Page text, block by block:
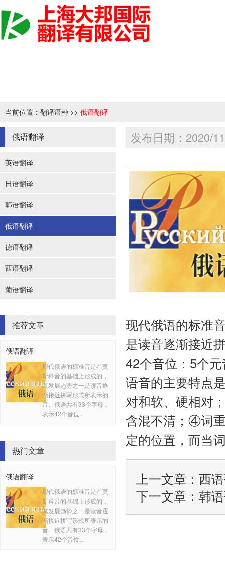
当前位置： 翻译语种 >> 俄语翻译
俄语翻译
英语翻译
日语翻译
韩语翻译
俄语翻译
德语翻译
西语翻译
葡语翻译
推荐文章
俄语翻译
现代俄语的标准音是在莫
斯科音的基础上形成的，
其发展趋势之一是读音逐
渐接近拼写形式所表示的
音。俄语共有33个字母，
表示42个音位...
热门文章
俄语翻译
现代俄语的标准音是在莫
斯科音的基础上形成的，
其发展趋势之一是读音逐
渐接近拼写形式所表示的
音。俄语共有33个字母，
表示42个音位...
发布日期：2020/
现代俄语的标准
是读音逐渐接近
42个音位：5个
语音的主要特点
对和软、硬相对
含混不清；④词
定的位置，而当
上一文章： 西
下一文章： 韩